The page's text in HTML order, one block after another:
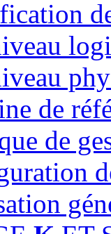
de
de